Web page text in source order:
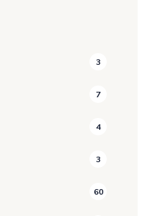
3
7
4
3
60